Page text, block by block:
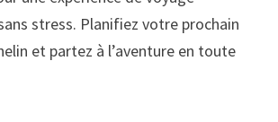
stress. Planifiez votre prochain
et partez à l’aventure en toute